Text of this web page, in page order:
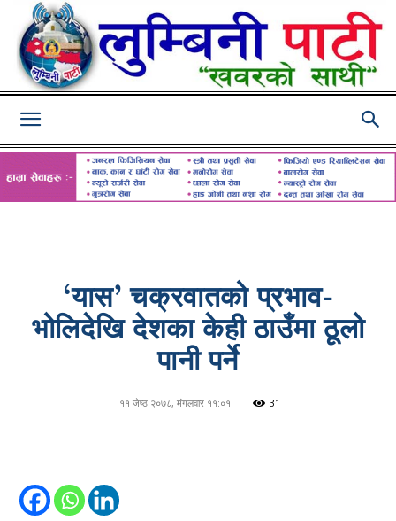
‘यास’ चक्रवातको प्रभाव-
भोलिदेखि देशका केही ठाउँमा ठूलो
पानी पर्ने
११ जेष्ठ २०७८, मंगलवार ११:०१ 31